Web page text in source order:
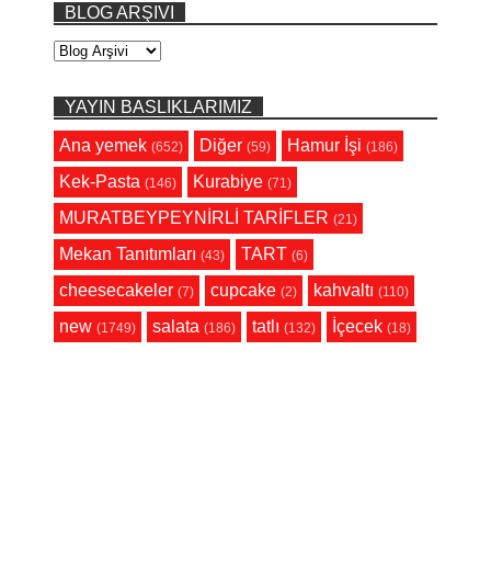
BLOG ARŞIVI
YAYIN BASLIKLARIMIZ
Ana yemek (652) Diğer (59) Hamur İşi (186)
Kek-Pasta (146) Kurabiye (71)
MURATBEYPEYNİRLİ TARİFLER (21)
Mekan Tanıtımları (43) TART (6)
cheesecakeler (7) cupcake (2) kahvaltı (110)
new (1749) salata (186) tatlı (132) İçecek (18)